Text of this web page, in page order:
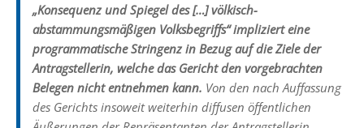
„Konsequenz und Spiegel des […] völkisch-
abstammungsmäßigen Volksbegriffs“ impliziert eine
programmatische Stringenz in Bezug auf die Ziele der
Antragstellerin, welche das Gericht den vorgebrachten
Belegen nicht entnehmen kann. Von den nach Auffassung
des Gerichts insoweit weiterhin diffusen öffentlichen